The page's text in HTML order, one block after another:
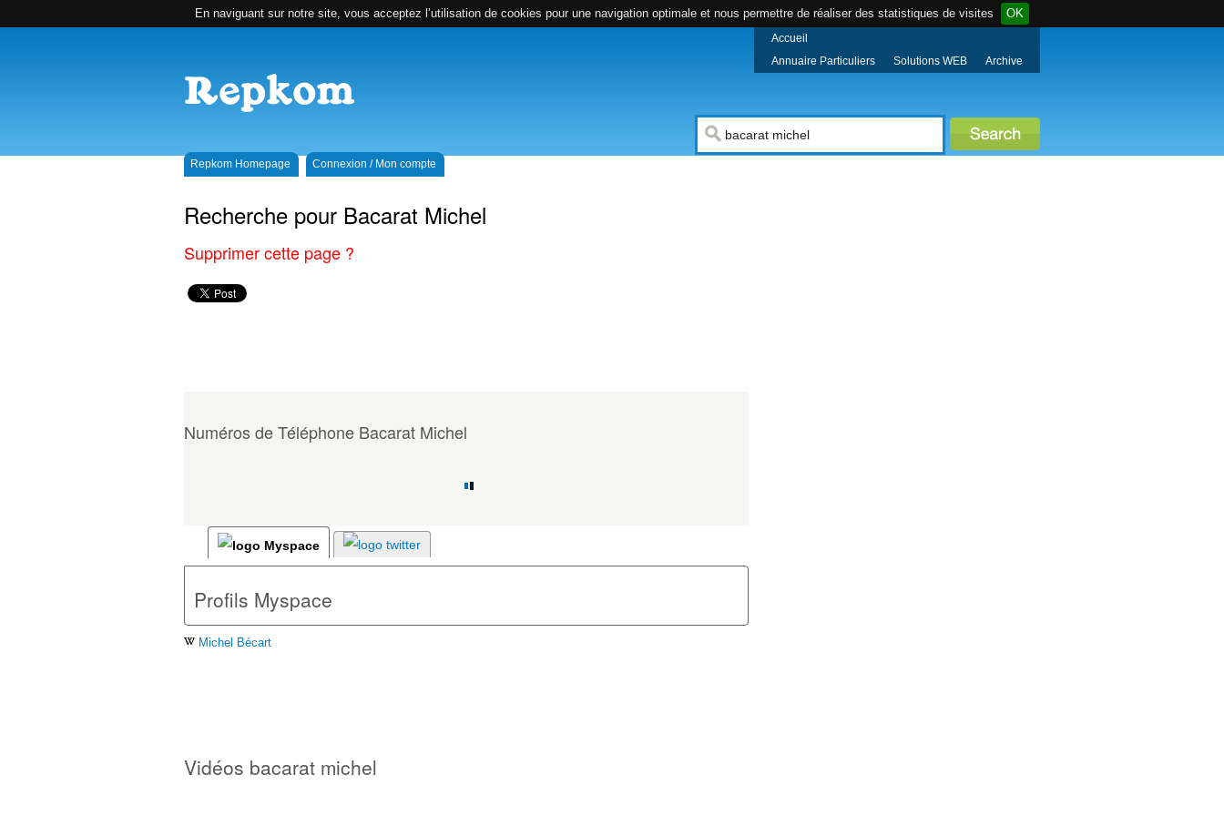
En naviguant sur notre site, vous acceptez l’utilisation de cookies pour une navigation optimale et nous permettre de réaliser des statistiques de visites OK
Accueil
Annuaire Particuliers
Solutions WEB Archive
Repkom Homepage Connexion / Mon compte
Recherche pour Bacarat Michel
Supprimer cette page ?
Numéros de Téléphone Bacarat Michel
Profils Myspace
Michel Bécart
Vidéos bacarat michel